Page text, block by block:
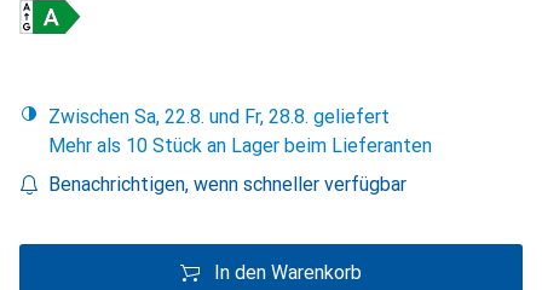
Zwischen Sa, 22.8. und Fr, 28.8. geliefert
Mehr als 10 Stück an Lager beim Lieferanten
Benachrichtigen, wenn schneller verfügbar
In den Warenkorb